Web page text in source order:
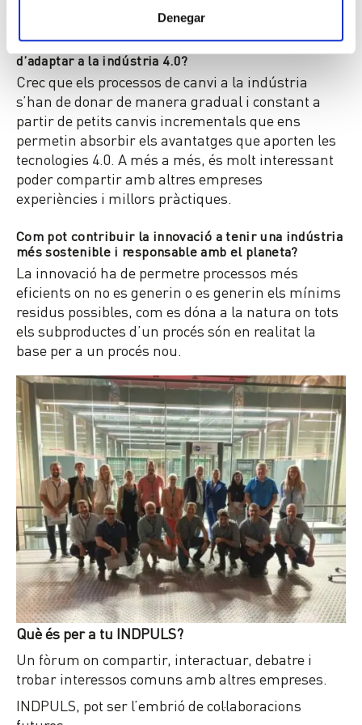
Denegar
Com creus que les organitzacions s’haurien
d’adaptar a la indústria 4.0?
Crec que els processos de canvi a la indústria
s’han de donar de manera gradual i constant a
partir de petits canvis incrementals que ens
permetin absorbir els avantatges que aporten les
tecnologies 4.0. A més a més, és molt interessant
poder compartir amb altres empreses
experiències i millors pràctiques.
Com pot contribuir la innovació a tenir una indústria
més sostenible i responsable amb el planeta?
La innovació ha de permetre processos més
eficients on no es generin o es generin els mínims
residus possibles, com es dóna a la natura on tots
els subproductes d’un procés són en realitat la
base per a un procés nou.
Què és per a tu INDPULS?
Un fòrum on compartir, interactuar, debatre i
trobar interessos comuns amb altres empreses.
INDPULS, pot ser l’embrió de col·laboracions